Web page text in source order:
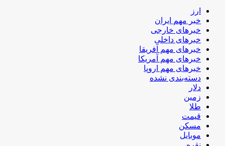
ارز
خبر مهم ایران
خبرهای خارجی
خبرهای داخلی
خبرهای مهم آفریقا
خبرهای مهم آمریکا
خبرهای مهم اروپا
دسته‌بندی نشده
دلار
زمین
طلا
قیمت
مسکن
موبایل